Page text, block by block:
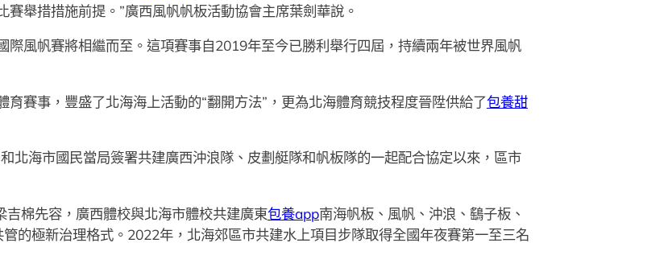
賽舉措措施前提。”廣西風帆帆板活動協會主席葉劍華說。
際風帆賽將相繼而至。這項賽事自2019年至今已勝利舉行四屆，持續兩年被世界風帆
賽事，豐盛了北海海上活動的“翻開方法”，更為北海體育競技程度晉陞供給了包養甜
海市國民當局簽署共建廣西沖浪隊、皮劃艇隊和帆板隊的一起配合協定以來，區市
棉先容，廣西體校與北海市體校共建廣東包養app南海帆板、風帆、沖浪、鷂子板、
的極新治理格式。2022年，北海郊區市共建水上項目步隊取得全國年夜賽第一至三名